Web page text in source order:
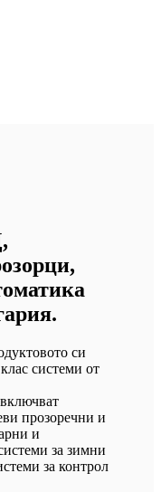
си
системи от
прозоречни и
и
за зимни
за контрол